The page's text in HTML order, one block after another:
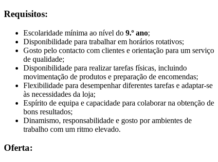
Requisitos:
Escolaridade mínima ao nível do 9.º ano;
Disponibilidade para trabalhar em horários rotativos;
Gosto pelo contacto com clientes e orientação para um serviço
de qualidade;
Disponibilidade para realizar tarefas físicas, incluindo
movimentação de produtos e preparação de encomendas;
Flexibilidade para desempenhar diferentes tarefas e adaptar-se
às necessidades da loja;
Espírito de equipa e capacidade para colaborar na obtenção de
bons resultados;
Dinamismo, responsabilidade e gosto por ambientes de
trabalho com um ritmo elevado.
Oferta: